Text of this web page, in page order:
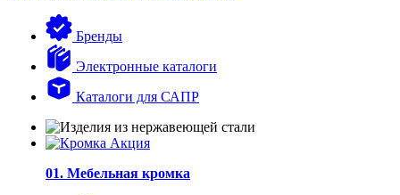
Бренды
Электронные каталоги
Каталоги для САПР
01. Мебельная кромка